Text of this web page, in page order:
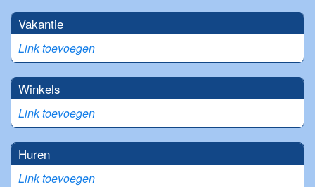
Vakantie
Link toevoegen
Winkels
Link toevoegen
Huren
Link toevoegen